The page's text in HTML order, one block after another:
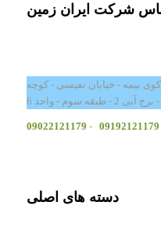
شرکت ایران زمین
بیمه - خیابان نفیسی - کوچه
2 - طبقه سوم - واحد 6
09192121179
-
09022121179
دسته های اصلی